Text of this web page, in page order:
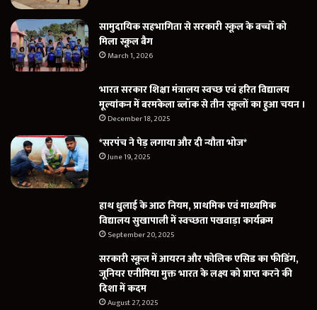
सामुदायिक सहभागिता से सरकारी स्कूल के बच्चों को
मिला स्कूल बैग
March 1, 2026
भारत सरकार शिक्षा मंत्रालय स्वच्छ एवं हरित विद्यालय
मूल्यांकन में बरमकेला ब्लॉक से तीन स्कूलों का हुआ चयन ।
December 18, 2025
*सरपंच ने पेड़ लगाया और दी न्यौता भोज*
June 19, 2025
हाथ धुलाई के आठ नियम, प्राथमिक एवं माध्यमिक
विद्यालय सुखापाली में स्वच्छता पखवाड़ा कार्यक्रम
September 20, 2025
सरकारी स्कूल में आयरन और फोलिक एसिड का फीडिंग,
जूनियर एनीमिया मुक्त भारत के लक्ष्य को प्राप्त करने की
दिशा में कदम
August 27, 2025